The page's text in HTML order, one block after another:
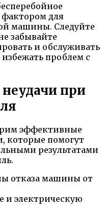
для
машины. Следуйте
забывайте
и обслуживать
проблем с
при
эффективные
которые помогут
результатами
отказа машины от
и электрическую